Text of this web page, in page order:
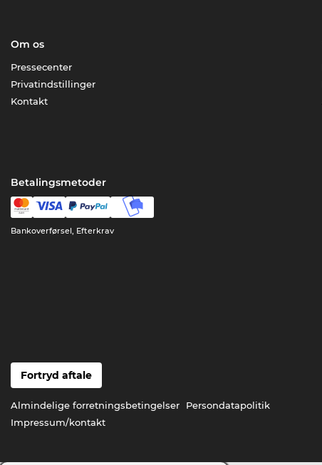
Om os
Pressecenter
Privatindstillinger
Kontakt
Betalingsmetoder
Bankoverførsel, Efterkrav
Fortryd aftale
Almindelige forretningsbetingelser
Persondatapolitik
Impressum/kontakt